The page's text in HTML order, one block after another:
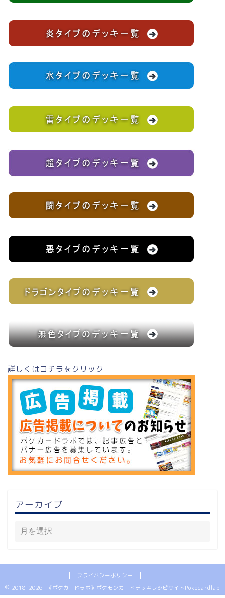
詳しくはコチラをクリック
アーカイブ
プライバシーポリシー
2018–2026 《ポケカードラボ》ポケモンカードデッキレシピサイトPokecardlab